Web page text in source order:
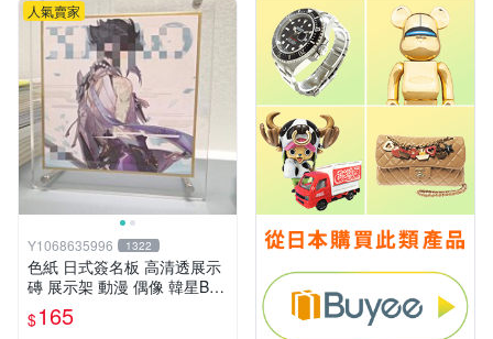
人氣賣家
Y1068635996 1322
色紙 日式簽名板 高清透展示
磚 展示架 動漫 偶像 韓星BT
S hololive 大號 凹槽182*202
mm
$165